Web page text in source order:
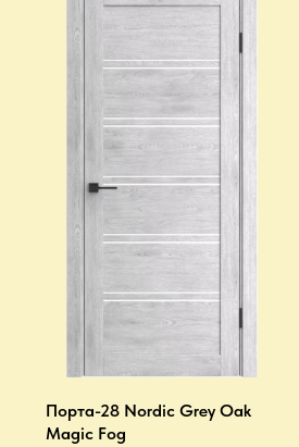
Порта-28 Nordic Grey Oak
Magic Fog